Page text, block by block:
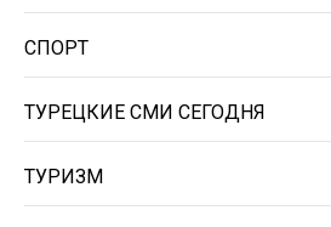
СПОРТ
ТУРЕЦКИЕ СМИ СЕГОДНЯ
ТУРИЗМ